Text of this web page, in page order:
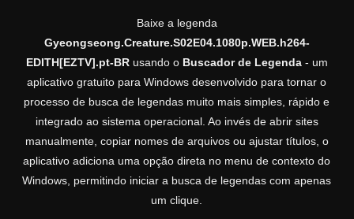
Baixe a legenda
Gyeongseong.Creature.S02E04.1080p.WEB.h264-
EDITH[EZTV].pt-BRusando o Buscador de Legenda- um
aplicativo gratuito para Windows desenvolvido para tornar o
processo de busca de legendas muito mais simples, rápido e
integrado ao sistema operacional. Ao invés de abrir sites
manualmente, copiar nomes de arquivos ou ajustar títulos, o
aplicativo adiciona uma opção direta no menu de contexto do
Windows, permitindo iniciar a busca de legendas com apenas
um clique.